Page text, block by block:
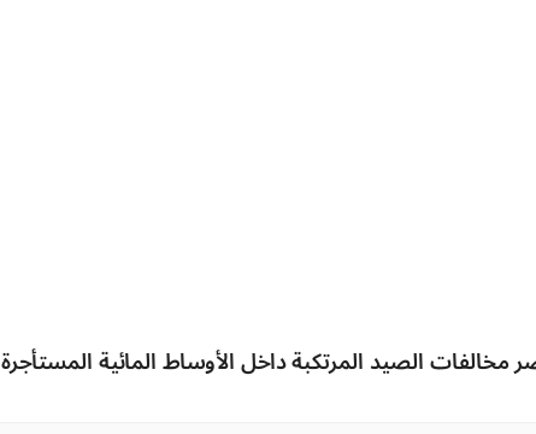
الصيد المرتكبة داخل الأوساط المائية المستأجرة